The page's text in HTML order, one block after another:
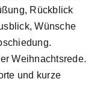
Rückblick
Wünsche
Weihnachtsrede.
und kurze